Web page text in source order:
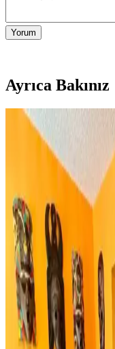
Yorum
Ayrıca Bakınız
Huzur Party Store
Çam Dalı
İki farklı yeşil çam dalı
yorumları ve kullanım
dekorasyonunuza en
Rattan
Sunan Dekorasyon
Rattan ayakkabılık,
görünümüyle modern
parçasıdır. Hafifliği ve
Bambu Stor
Linadora